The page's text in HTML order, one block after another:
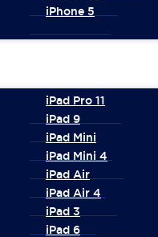
iPhone 5
iPad Pro 11
iPad 9
iPad Mini
iPad Mini 4
iPad Air
iPad Air 4
iPad 3
iPad 6